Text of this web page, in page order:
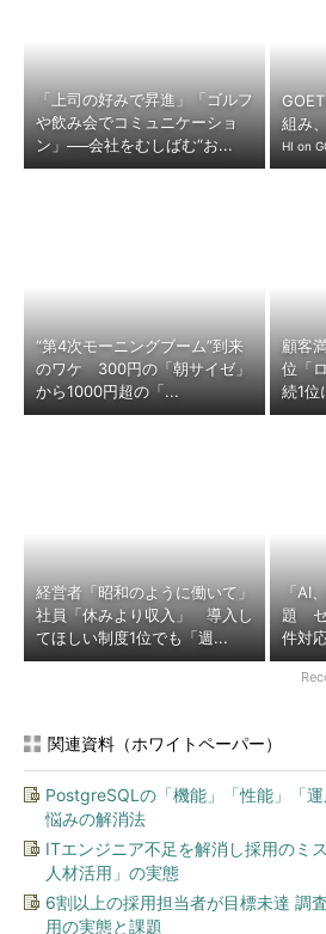
「上司の好みで昇進」「ゴルフ
や飲み会でコミュニケーショ
ン」──会社をむしばむ“お...
組み
HI on
“第4次モーニングブーム”到来
のワケ 300円の「朝サイゼ」
から1000円超の「...
顧客
位「
続1位
経営者「昭和のように働いて」
社員「休みより収入」 導入し
てほしい制度1位でも「週...
「AI
題 セ
件対
関連資料（ホワイトペーパー）
PostgreSQLの「機能」「性能」「
悩みの解消法
ITエンジニア不足を解消し採用のミ
人材活用」の実態
6割以上の採用担当者が目標未達 調
用の実態と課題